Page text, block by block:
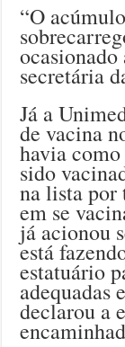
“O
secretária
Já a
de vacina
havia
sido
na lista por
em se
já acionou
está
estatuário
adequadas
declarou a